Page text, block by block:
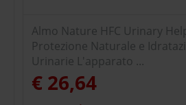
Almo Nature HFC Urinary
Protezione Naturale e
Urinarie L'apparato ...
€ 26,64